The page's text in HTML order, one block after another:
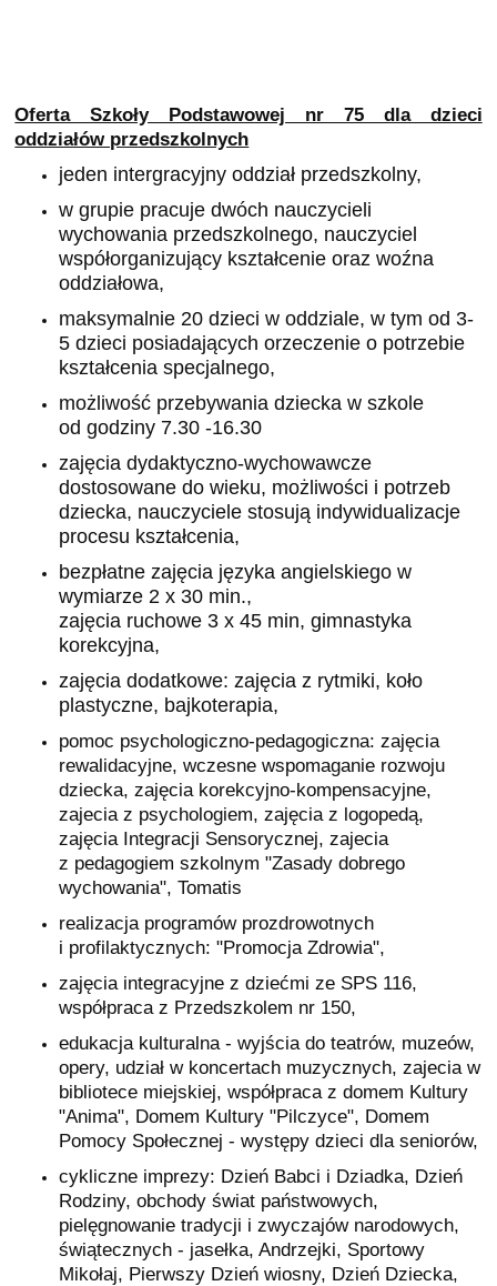
Oferta Szkoły Podstawowej nr 75 dla dzieci
oddziałów przedszkolnych
jeden intergracyjny oddział przedszkolny,
w grupie pracuje dwóch nauczycieli
wychowania przedszkolnego, nauczyciel
współorganizujący kształcenie oraz woźna
oddziałowa,
maksymalnie 20 dzieci w oddziale, w tym od 3-
5 dzieci posiadających orzeczenie o potrzebie
kształcenia specjalnego,
możliwość przebywania dziecka w szkole
od godziny 7.30 -16.30
zajęcia dydaktyczno-wychowawcze
dostosowane do wieku, możliwości i potrzeb
dziecka, nauczyciele stosują indywidualizacje
procesu kształcenia,
bezpłatne zajęcia języka angielskiego w
wymiarze 2 x 30 min.,
zajęcia ruchowe 3 x 45 min, gimnastyka
korekcyjna,
zajęcia dodatkowe: zajęcia z rytmiki, koło
plastyczne, bajkoterapia,
pomoc psychologiczno-pedagogiczna: zajęcia
rewalidacyjne, wczesne wspomaganie rozwoju
dziecka, zajęcia korekcyjno-kompensacyjne,
zajecia z psychologiem, zajęcia z logopedą,
zajęcia Integracji Sensorycznej, zajecia
z pedagogiem szkolnym "Zasady dobrego
wychowania", Tomatis
realizacja programów prozdrowotnych
i profilaktycznych: "Promocja Zdrowia",
zajęcia integracyjne z dziećmi ze SPS 116,
współpraca z Przedszkolem nr 150,
edukacja kulturalna - wyjścia do teatrów, muzeów,
opery, udział w koncertach muzycznych, zajecia w
bibliotece miejskiej, współpraca z domem Kultury
"Anima", Domem Kultury "Pilczyce", Domem
Pomocy Społecznej - występy dzieci dla seniorów,
cykliczne imprezy: Dzień Babci i Dziadka, Dzień
Rodziny, obchody świat państwowych,
pielęgnowanie tradycji i zwyczajów narodowych,
świątecznych - jasełka, Andrzejki, Sportowy
Mikołaj, Pierwszy Dzień wiosny, Dzień Dziecka,